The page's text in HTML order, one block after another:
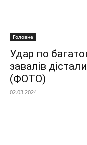
Головне
Удар по
завалів
(ФОТО)
02.03.2024